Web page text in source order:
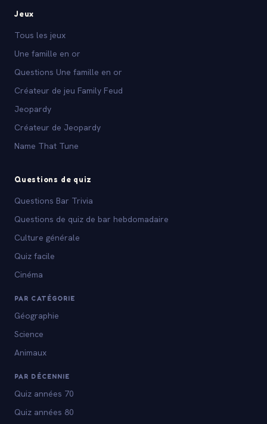
Jeux
Tous les jeux
Une famille en or
Questions Une famille en or
Créateur de jeu Family Feud
Jeopardy
Créateur de Jeopardy
Name That Tune
Questions de quiz
Questions Bar Trivia
Questions de quiz de bar hebdomadaire
Culture générale
Quiz facile
Cinéma
PAR CATÉGORIE
Géographie
Science
Animaux
PAR DÉCENNIE
Quiz années 70
Quiz années 80